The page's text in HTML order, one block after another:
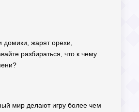
домики, жарят орехи,
разбираться, что к чему.
мир делают игру более чем